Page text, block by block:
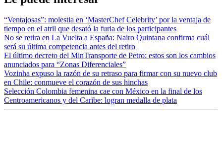
“Ventajosas”: molestia en ‘MasterChef Celebrity’ por la ventaja de
tiempo en el atril que desató la furia de los participantes
No se retira en La Vuelta a España: Nairo Quintana confirma cuál
será su última competencia antes del retiro
El último decreto del MinTransporte de Petro: estos son los cambios
anunciados para “Zonas Diferenciales”
Vozinha expuso la razón de su retraso para firmar con su nuevo club
en Chile: conmueve el corazón de sus hinchas
Selección Colombia femenina cae con México en la final de los
Centroamericanos y del Caribe: logran medalla de plata